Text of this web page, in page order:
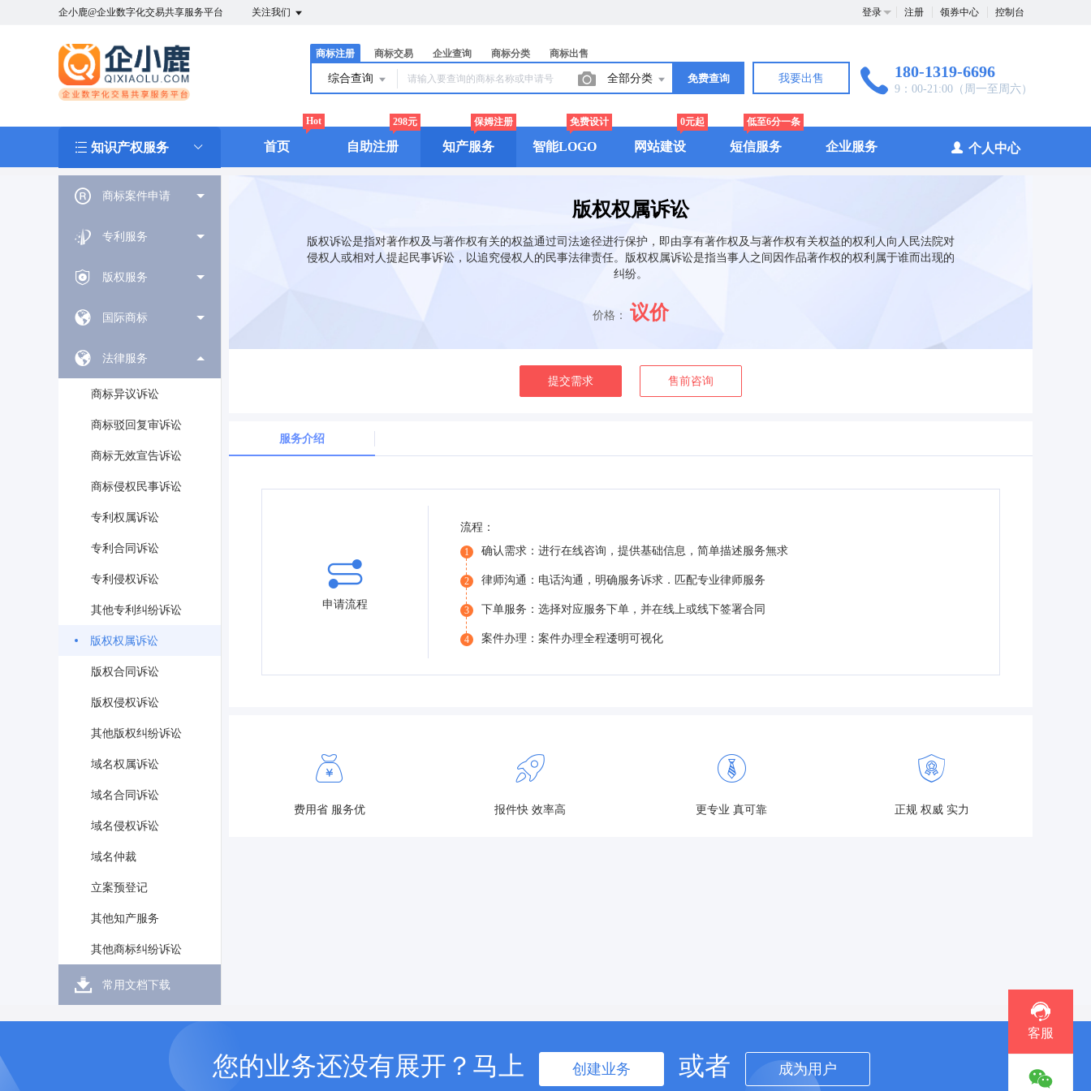
企小鹿@企业数字化交易共享服务平台 关注我们 登录 注册 领券中心 控制台
商标注册 商标交易 企业查询 商标分类 商标出售
综合查询 全部分类 免费查询 我要出售 180-1319-6696
9：00-21:00（周一至周六）
知识产权服务 首页
Hot
自助注册
298元
知产服务
保姆注册
智能LOGO
免费设计
网站建设
0元起
短信服务
低至6分一条
企业服务 个人中心
商标案件申请
专利服务
版权服务
国际商标
法律服务
商标异议诉讼
商标驳回复审诉讼
商标无效宣告诉讼
商标侵权民事诉讼
专利权属诉讼
专利合同诉讼
专利侵权诉讼
其他专利纠纷诉讼
版权权属诉讼
版权合同诉讼
版权侵权诉讼
其他版权纠纷诉讼
域名权属诉讼
域名合同诉讼
域名侵权诉讼
域名仲裁
立案预登记
其他知产服务
其他商标纠纷诉讼
常用文档下载
版权权属诉讼
版权诉讼是指对著作权及与著作权有关的权益通过司法途径进行保护，即由享有著作权及与著作权有关权益的权利人向人民法院对
侵权人或相对人提起民事诉讼，以追究侵权人的民事法律责任。版权权属诉讼是指当事人之间因作品著作权的权利属于谁而出现的
纠纷。
价格： 议价
提交需求 售前咨询
服务介绍
申请流程
流程：
1 确认需求：进行在线咨询，提供基础信息，简单描述服务無求
2 律师沟通：电话沟通，明确服务诉求．匹配专业律师服务
3 下单服务：选择对应服务下单，并在线上或线下签署合同
4 案件办理：案件办理全程逶明可视化
费用省 服务优 报件快 效率高 更专业 真可靠 正规 权威 实力
您的业务还没有展开？马上 创建业务 或者 成为用户
客服